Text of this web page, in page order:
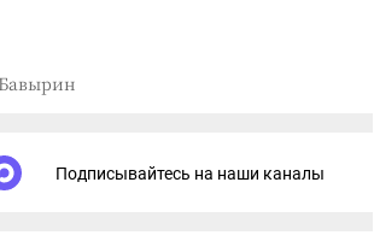
Подписывайтесь на наши каналы